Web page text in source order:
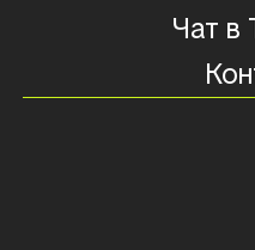
Политика
Согласие на